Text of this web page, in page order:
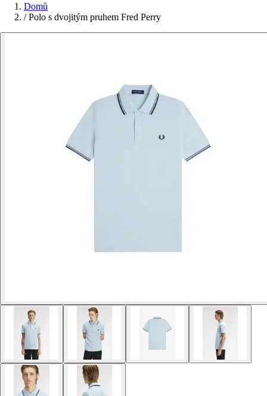
Domů
/ Polo s dvojitým pruhem Fred Perry